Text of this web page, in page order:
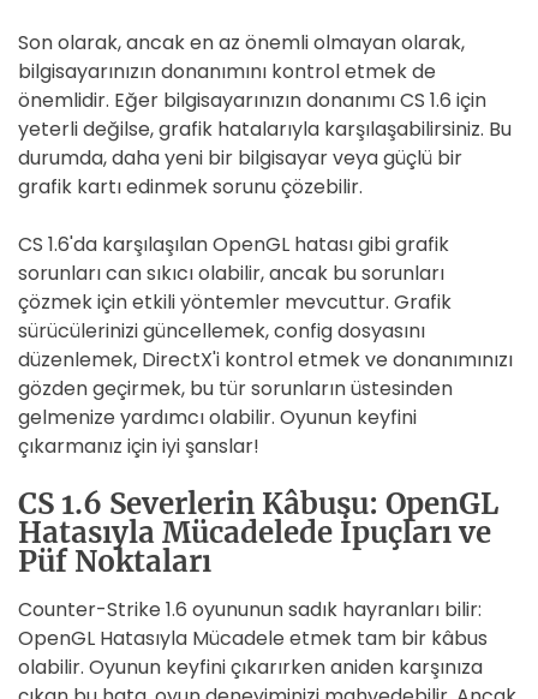
Son olarak, ancak en az önemli olmayan olarak,
bilgisayarınızın donanımını kontrol etmek de
önemlidir. Eğer bilgisayarınızın donanımı CS 1.6 için
yeterli değilse, grafik hatalarıyla karşılaşabilirsiniz. Bu
durumda, daha yeni bir bilgisayar veya güçlü bir
grafik kartı edinmek sorunu çözebilir.
CS 1.6'da karşılaşılan OpenGL hatası gibi grafik
sorunları can sıkıcı olabilir, ancak bu sorunları
çözmek için etkili yöntemler mevcuttur. Grafik
sürücülerinizi güncellemek, config dosyasını
düzenlemek, DirectX'i kontrol etmek ve donanımınızı
gözden geçirmek, bu tür sorunların üstesinden
gelmenize yardımcı olabilir. Oyunun keyfini
çıkarmanız için iyi şanslar!
CS 1.6 Severlerin Kâbusu: OpenGL
Hatasıyla Mücadelede İpuçları ve
Püf Noktaları
Counter-Strike 1.6 oyununun sadık hayranları bilir:
OpenGL Hatasıyla Mücadele etmek tam bir kâbus
olabilir. Oyunun keyfini çıkarırken aniden karşınıza